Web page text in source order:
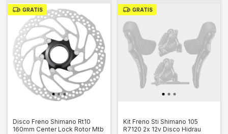
GRATIS
Disco Freno Shimano Rt10
160mm Center Lock Rotor Mtb
GRATIS
Kit Freno Sti Shimano 105
R7120 2x 12v Disco Hidrau